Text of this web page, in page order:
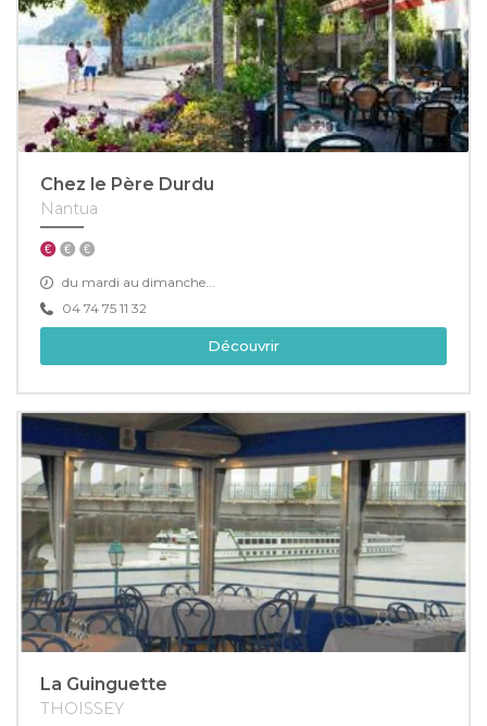
Chez le Père Durdu
Nantua
du mardi au dimanche...
04 74 75 11 32
Découvrir
La Guinguette
THOISSEY